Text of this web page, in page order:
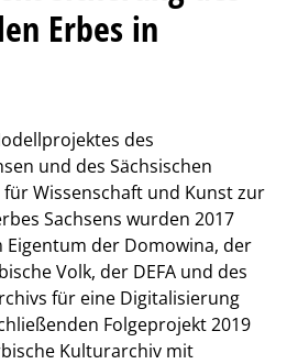
Erbes in
des
und des Sächsischen
Wissenschaft und Kunst zur
Sachsens wurden 2017
Eigentum der Domowina, der
Volk, der DEFA und des
für eine Digitalisierung
Folgeprojekt 2019
Kulturarchiv mit